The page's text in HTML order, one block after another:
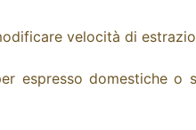
velocità di
espresso domestiche o